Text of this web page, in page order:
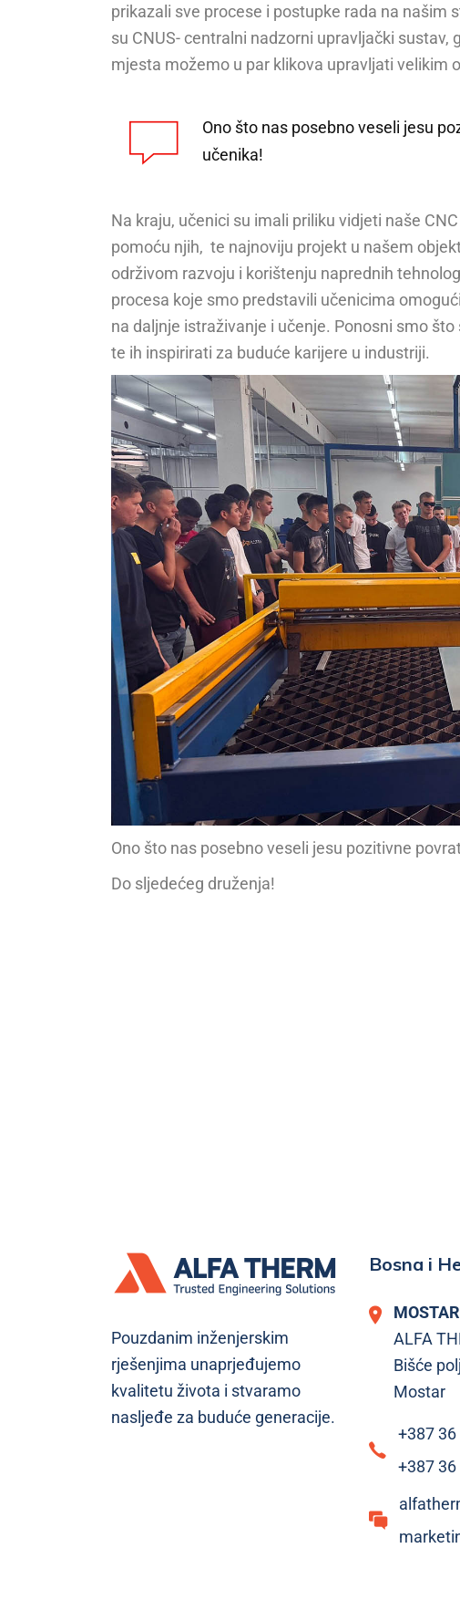
prikazali sve procese i postupke rada na
su CNUS- centralni nadzorni upravljački
mjesta možemo u par klikova upravljati velikim
Ono što nas posebno veseli jesu
učenika!
Na kraju, učenici su imali priliku vidjeti naše
pomoću njih, te najnoviju projekt u našem
održivom razvoju i korištenju naprednih
procesa koje smo predstavili učenicima
na daljnje istraživanje i učenje. Ponosni smo
te ih inspirirati za buduće karijere u industriji.
Ono što nas posebno veseli jesu pozitivne
Do sljedećeg druženja!
Pouzdanim inženjerskim
rješenjima unaprjeđujemo
kvalitetu života i stvaramo
nasljeđe za buduće generacije.
Bosna i
MOSTAR
ALFA
Bišće
Mostar
+387
+387